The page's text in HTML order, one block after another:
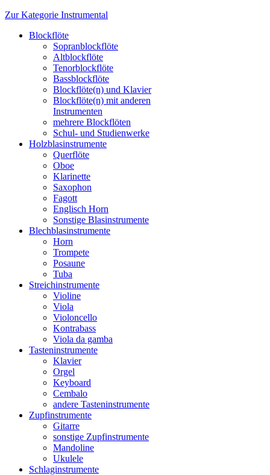
Zur Kategorie Instrumental
Blockflöte
Sopranblockflöte
Altblockflöte
Tenorblockflöte
Bassblockflöte
Blockflöte(n) und Klavier
Blockflöte(n) mit anderen
Instrumenten
mehrere Blockflöten
Schul- und Studienwerke
Holzblasinstrumente
Querflöte
Oboe
Klarinette
Saxophon
Fagott
Englisch Horn
Sonstige Blasinstrumente
Blechblasinstrumente
Horn
Trompete
Posaune
Tuba
Streichinstrumente
Violine
Viola
Violoncello
Kontrabass
Viola da gamba
Tasteninstrumente
Klavier
Orgel
Keyboard
Cembalo
andere Tasteninstrumente
Zupfinstrumente
Gitarre
sonstige Zupfinstrumente
Mandoline
Ukulele
Schlaginstrumente